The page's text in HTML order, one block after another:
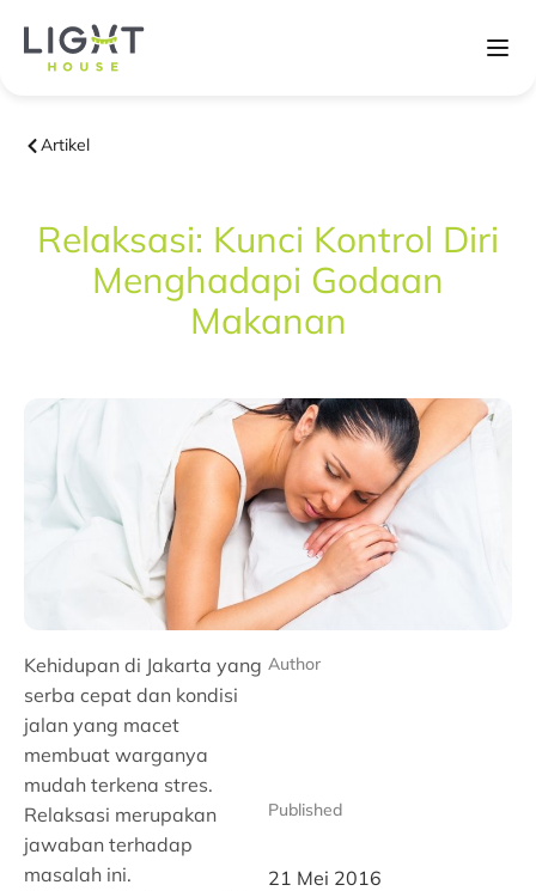
Artikel
Relaksasi: Kunci Kontrol Diri
Menghadapi Godaan
Makanan
Kehidupan di Jakarta yang
serba cepat dan kondisi
jalan yang macet
membuat warganya
mudah terkena stres.
Relaksasi merupakan
jawaban terhadap
masalah ini.
Author
Published
21 Mei 2016